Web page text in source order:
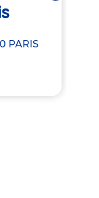
PARIS